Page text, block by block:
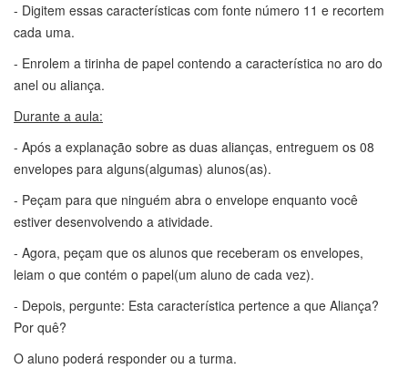
- Digitem essas características com fonte número 11 e recortem
cada uma.
- Enrolem a tirinha de papel contendo a característica no aro do
anel ou aliança.
Durante a aula:
- Após a explanação sobre as duas alianças, entreguem os 08
envelopes para alguns(algumas) alunos(as).
- Peçam para que ninguém abra o envelope enquanto você
estiver desenvolvendo a atividade.
- Agora, peçam que os alunos que receberam os envelopes,
leiam o que contém o papel(um aluno de cada vez).
- Depois, pergunte: Esta característica pertence a que Aliança?
Por quê?
O aluno poderá responder ou a turma.